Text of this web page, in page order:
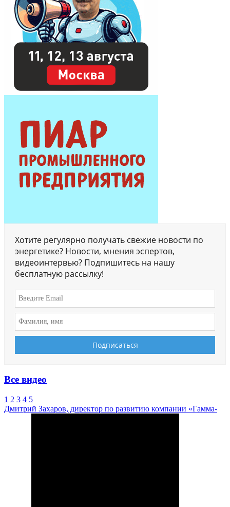
Хотите регулярно получать свежие новости по
энергетике? Новости, мнения эспертов,
видеоинтервью? Подпишитесь на нашу
бесплатную рассылку!
Все видео
1 2 3 4 5
Дмитрий Захаров, директор по развитию компании «Гамма-